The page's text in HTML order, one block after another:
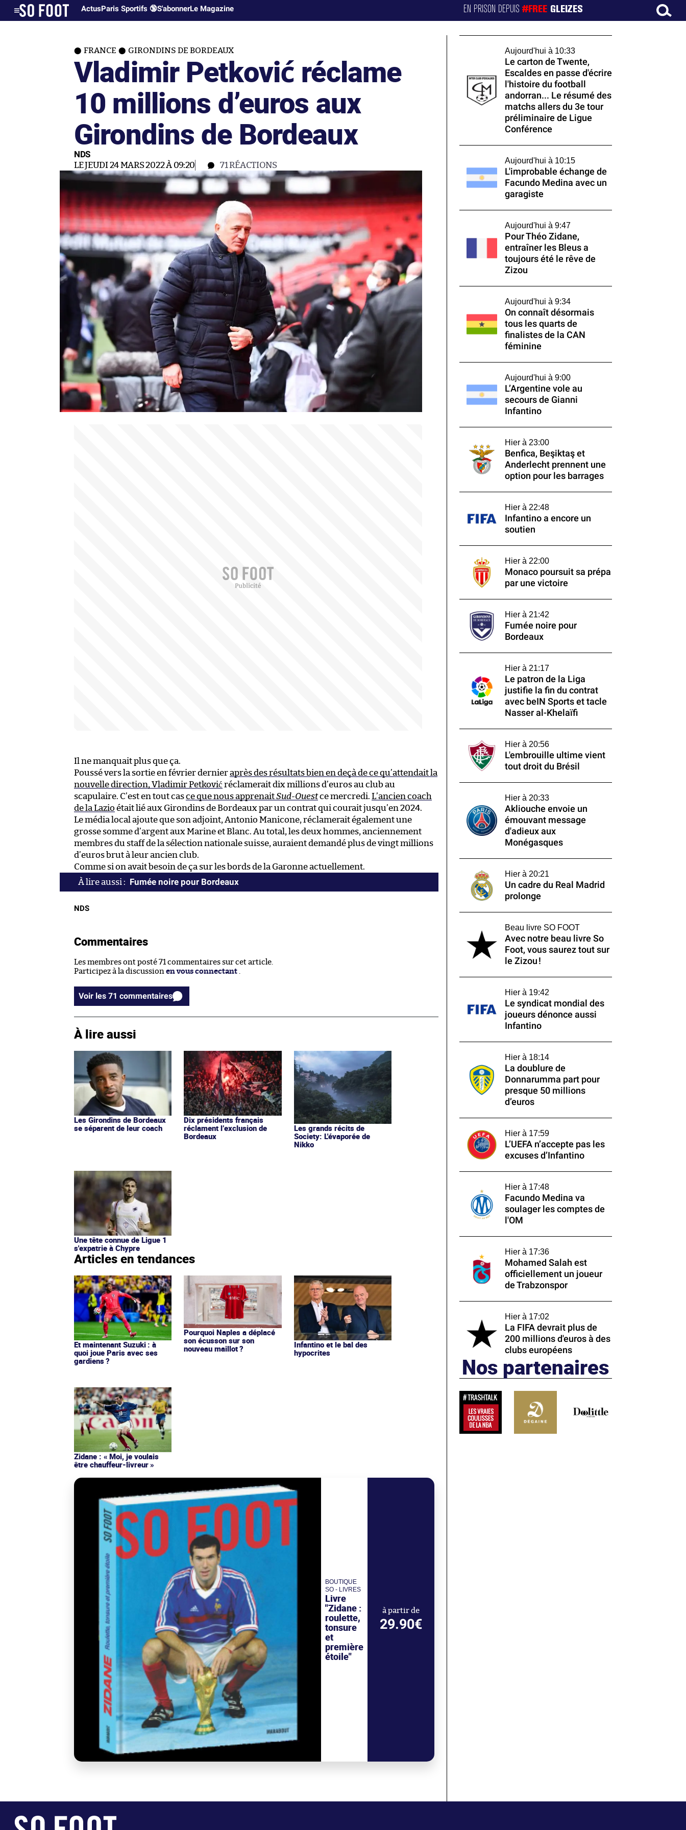
ActusParis Sportifs 🔞S'abonnerLe Magazine EN PRISON DEPUIS#FREE GLEIZES
FRANCE GIRONDINS DE BORDEAUX
Vladimir Petković réclame
10 millions d’euros aux
Girondins de Bordeaux
NDS
LE JEUDI 24 MARS 2022 À 09:20 71RÉACTIONS
Il ne manquait plus que ça.
Poussé vers la sortie en février dernieraprès des résultats bien en deçà de ce qu’attendait la
nouvelle direction, Vladimir Petković réclamerait dix millions d’euros au club au
scapulaire. C’est en tout casce que nous apprenaitSud-Ouestce mercredi. L’ancien coach
de la Lazio était lié aux Girondins de Bordeaux par un contrat qui courait jusqu’en 2024.
Le média local ajoute que son adjoint, Antonio Manicone, réclamerait également une
grosse somme d’argent aux Marine et Blanc. Au total, les deux hommes, anciennement
membres du staff de la sélection nationale suisse, auraient demandé plus de vingt millions
d’euros brut à leur ancien club.
Comme si on avait besoin de ça sur les bords de la Garonne actuellement.
Fumée noire pour Bordeaux
NDS
Commentaires
Les membres ont posté 71 commentaires sur cet article.
Participez à la discussion en vous connectant .
Voir les 71 commentaires
À lire aussi
Les Girondins de Bordeaux
se séparent de leur coach
Dix présidents français
réclament l’exclusion de
Bordeaux
Les grands récits de
Society: L'évaporée de
Nikko
Une tête connue de Ligue 1
s'expatrie à Chypre
Articles en tendances
Et maintenant Suzuki : à
quoi joue Paris avec ses
gardiens ?
Pourquoi Naples a déplacé
son écusson sur son
nouveau maillot ?
Infantino et le bal des
hypocrites
Zidane : « Moi, je voulais
être chauffeur-livreur »
BOUTIQUE
SO - LIVRES
Livre
"Zidane :
roulette,
tonsure
et
première
étoile"
à partir de
29.90€
Aujourd'hui à 10:33
Le carton de Twente,
Escaldes en passe d'écrire
l'histoire du football
andorran... Le résumé des
matchs allers du 3e tour
préliminaire de Ligue
Conférence
Aujourd'hui à 10:15
L'improbable échange de
Facundo Medina avec un
garagiste
Aujourd'hui à 9:47
Pour Théo Zidane,
entraîner les Bleus a
toujours été le rêve de
Zizou
Aujourd'hui à 9:34
On connaît désormais
tous les quarts de
finalistes de la CAN
féminine
Aujourd'hui à 9:00
L’Argentine vole au
secours de Gianni
Infantino
Hier à 23:00
Benfica, Beşiktaş et
Anderlecht prennent une
option pour les barrages
Hier à 22:48
Infantino a encore un
soutien
Hier à 22:00
Monaco poursuit sa prépa
par une victoire
Hier à 21:42
Fumée noire pour
Bordeaux
Hier à 21:17
Le patron de la Liga
justifie la fin du contrat
avec beIN Sports et tacle
Nasser al-Khelaïfi
Hier à 20:56
L'embrouille ultime vient
tout droit du Brésil
Hier à 20:33
Akliouche envoie un
émouvant message
d'adieux aux
Monégasques
Hier à 20:21
Un cadre du Real Madrid
prolonge
Beau livre SO FOOT
Avec notre beau livre So
Foot, vous saurez tout sur
le Zizou !
Hier à 19:42
Le syndicat mondial des
joueurs dénonce aussi
Infantino
Hier à 18:14
La doublure de
Donnarumma part pour
presque 50 millions
d’euros
Hier à 17:59
L’UEFA n’accepte pas les
excuses d’Infantino
Hier à 17:48
Facundo Medina va
soulager les comptes de
l'OM
Hier à 17:36
Mohamed Salah est
officiellement un joueur
de Trabzonspor
Hier à 17:02
La FIFA devrait plus de
200 millions d'euros à des
clubs européens
Nos partenaires